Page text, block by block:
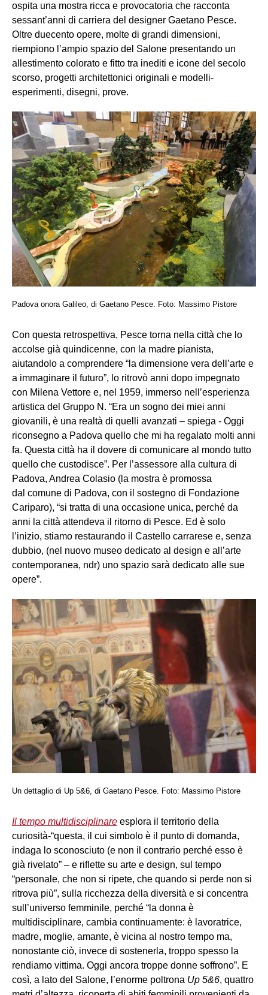
ospita una mostra ricca e provocatoria che racconta
sessant’anni di carriera del designer Gaetano Pesce.
Oltre duecento opere, molte di grandi dimensioni,
riempiono l’ampio spazio del Salone presentando un
allestimento colorato e fitto tra inediti e icone del secolo
scorso, progetti architettonici originali e modelli-
esperimenti, disegni, prove.
Padova onora Galileo, di Gaetano Pesce. Foto: Massimo Pistore
Con questa retrospettiva, Pesce torna nella città che lo
accolse già quindicenne, con la madre pianista,
aiutandolo a comprendere “la dimensione vera dell’arte e
a immaginare il futuro”, lo ritrovò anni dopo impegnato
con Milena Vettore e, nel 1959, immerso nell’esperienza
artistica del Gruppo N. “Era un sogno dei miei anni
giovanili, è una realtà di quelli avanzati – spiega - Oggi
riconsegno a Padova quello che mi ha regalato molti anni
fa. Questa città ha il dovere di comunicare al mondo tutto
quello che custodisce”. Per l’assessore alla cultura di
Padova, Andrea Colasio (la mostra è promossa
dal comune di Padova, con il sostegno di Fondazione
Cariparo), “si tratta di una occasione unica, perché da
anni la città attendeva il ritorno di Pesce. Ed è solo
l’inizio, stiamo restaurando il Castello carrarese e, senza
dubbio, (nel nuovo museo dedicato al design e all’arte
contemporanea, ndr) uno spazio sarà dedicato alle sue
opere”.
Un dettaglio di Up 5&6, di Gaetano Pesce. Foto: Massimo Pistore
Il tempo multidisciplinare esplora il territorio della
curiosità-“questa, il cui simbolo è il punto di domanda,
indaga lo sconosciuto (e non il contrario perché esso è
già rivelato” – e riflette su arte e design, sul tempo
“personale, che non si ripete, che quando si perde non si
ritrova più”, sulla ricchezza della diversità e si concentra
sull’universo femminile, perché “la donna è
multidisciplinare, cambia continuamente: è lavoratrice,
madre, moglie, amante, è vicina al nostro tempo ma,
nonostante ciò, invece di sostenerla, troppo spesso la
rendiamo vittima. Oggi ancora troppe donne soffrono”. E
così, a lato del Salone, l’enorme poltrona Up 5&6, quattro